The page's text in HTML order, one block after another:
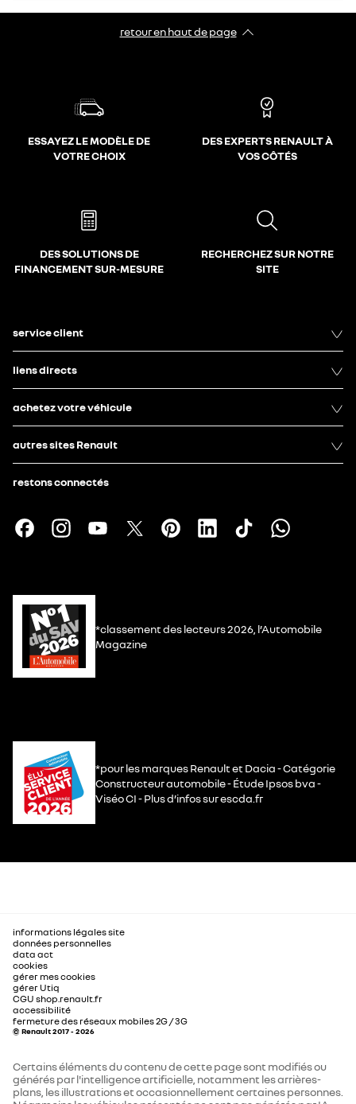
retour en haut de page​
ESSAYEZ LE MODÈLE DE
VOTRE CHOIX
DES EXPERTS RENAULT À
VOS CÔTÉS
DES SOLUTIONS DE
FINANCEMENT SUR-MESURE
RECHERCHEZ SUR NOTRE
SITE
service client
liens directs
achetez votre véhicule
autres sites Renault
restons connectés
*classement des lecteurs 2026, l’Automobile
Magazine
*pour les marques Renault et Dacia - Catégorie
Constructeur automobile - Étude Ipsos bva -
Viséo CI - Plus d’infos sur escda.fr
informations légales site
données personnelles
data act
cookies
gérer mes cookies
gérer Utiq
CGU shop.renault.fr
accessibilité
fermeture des réseaux mobiles 2G / 3G
© Renault 2017 - 2026
Certains éléments du contenu de cette page sont modifiés ou
générés par l'intelligence artificielle, notamment les arrières-
plans, les illustrations et occasionnellement certaines personnes.